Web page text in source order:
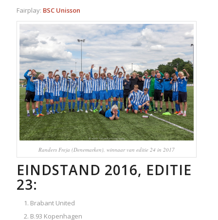
Fairplay: BSC Unisson
Randers Freja (Denemarken), winnaar van editie 24 in 2017
EINDSTAND 2016, EDITIE
23:
Brabant United
B.93 Kopenhagen